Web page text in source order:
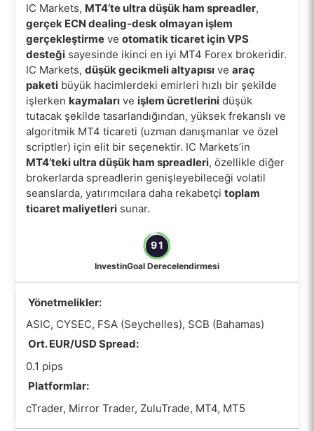
IC Markets, MT4’te ultra düşük ham spreadler,
gerçek ECN dealing-desk olmayan işlem
gerçekleştirmeve otomatik ticaret için VPS
desteğisayesinde ikinci en iyi MT4 Forex brokeridir.
IC Markets, düşük gecikmeli altyapısıve araç
paketibüyük hacimlerdeki emirleri hızlı bir şekilde
işlerken kaymalarıve işlem ücretlerinidüşük
tutacak şekilde tasarlandığından, yüksek frekanslı ve
algoritmik MT4 ticareti (uzman danışmanlar ve özel
scriptler) için elit bir seçenektir. IC Markets’in
MT4’teki ultra düşük ham spreadleri, özellikle diğer
brokerlarda spreadlerin genişleyebileceği volatil
seanslarda, yatırımcılara daha rekabetçi toplam
ticaret maliyetlerisunar.
91
InvestinGoal Derecelendirmesi
Yönetmelikler:
ASIC, CYSEC, FSA (Seychelles), SCB (Bahamas)
Ort. EUR/USD Spread:
0.1 pips
Platformlar:
cTrader, Mirror Trader, ZuluTrade, MT4, MT5